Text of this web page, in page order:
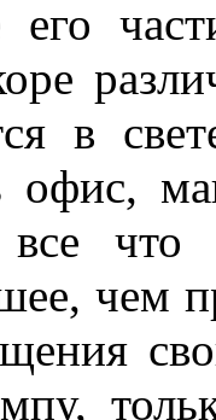
его
в
офис,
все
чем